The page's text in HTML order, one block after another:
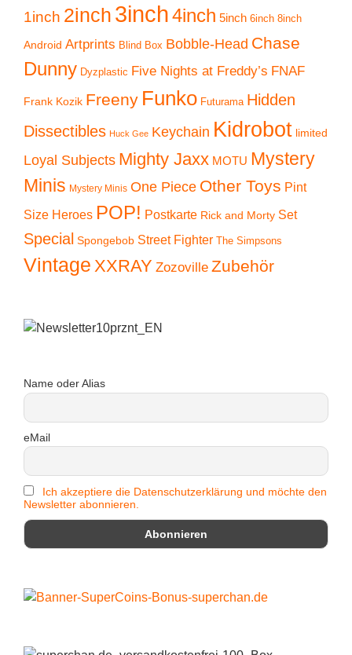
1inch 2inch 3inch4inch 5inch 6inch 8inch
Android Artprints Blind Box Bobble-Head Chase
Dunny Dyzplastic Five Nights at Freddy’s FNAF
Frank Kozik Freeny Funko Futurama Hidden
Dissectibles Huck Gee Keychain Kidrobot limited
Loyal Subjects Mighty Jaxx MOTU Mystery
Minis Mystery Minis One Piece Other Toys Pint
Size Heroes POP! Postkarte Rick and Morty Set
Special Spongebob Street Fighter The Simpsons
Vintage XXRAY Zozoville Zubehör
Name oder Alias
eMail
Ich akzeptiere die Datenschutzerklärung und möchte den
Newsletter abonnieren.